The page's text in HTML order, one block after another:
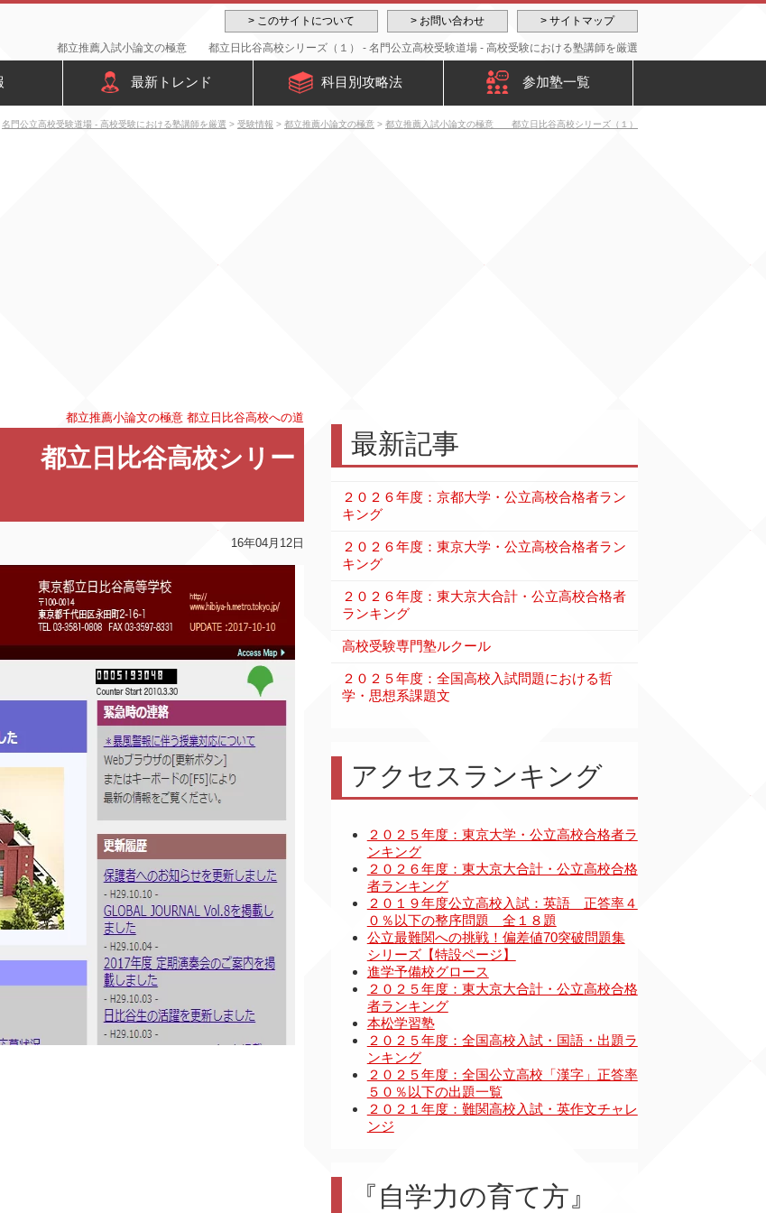
> サイトマップ
> お問い合わせ
> このサイトについて
都立推薦入試小論文の極意 都立日比谷高校シリーズ（１） - 名門公立高校受験道場 - 高校受験における塾講師を厳選
最新トレンド 科目別攻略法 参加塾一覧
名門公立高校受験道場 - 高校受験における塾講師を厳選 > 受験情報 > 都立推薦小論文の極意 > 都立推薦入試小論文の極意 都立日比谷高校シリーズ（１）
都立推薦小論文の極意 都立日比谷高校への道
都立日比谷高校シリー
16年04月12日
最新記事
２０２６年度：京都大学・公立高校合格者ラン
キング
２０２６年度：東京大学・公立高校合格者ラン
キング
２０２６年度：東大京大合計・公立高校合格者
ランキング
高校受験専門塾ルクール
２０２５年度：全国高校入試問題における哲
学・思想系課題文
アクセスランキング
『自学力の育て方』